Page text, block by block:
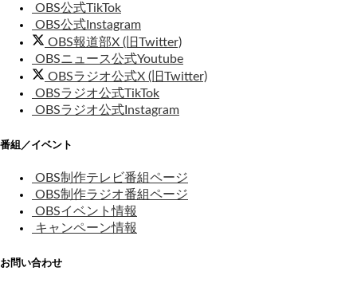
OBS公式TikTok
OBS公式Instagram
OBS報道部X (旧Twitter)
OBSニュース公式Youtube
OBSラジオ公式X (旧Twitter)
OBSラジオ公式TikTok
OBSラジオ公式Instagram
番組／イベント
OBS制作テレビ番組ページ
OBS制作ラジオ番組ページ
OBSイベント情報
キャンペーン情報
お問い合わせ